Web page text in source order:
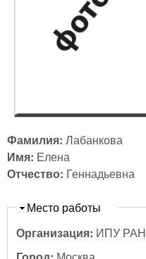
Фамилия: Лабанкова
Имя: Елена
Отчество: Геннадьевна
Скрыть
Место работы
Организация: ИПУ РАН